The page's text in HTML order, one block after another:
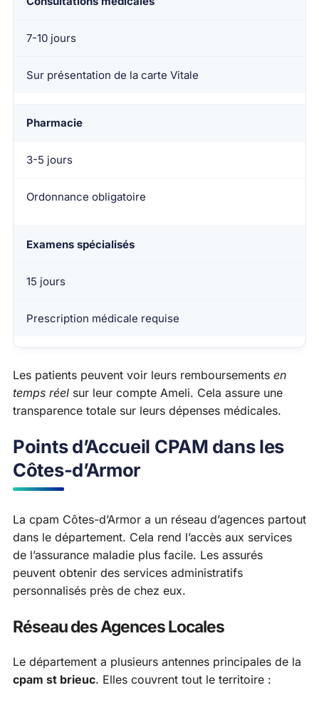
7-10 jours
Sur présentation de la carte Vitale
Pharmacie
3-5 jours
Ordonnance obligatoire
Examens spécialisés
15 jours
Prescription médicale requise
Les patients peuvent voir leurs remboursements en
temps réel sur leur compte Ameli. Cela assure une
transparence totale sur leurs dépenses médicales.
Points d’Accueil CPAM dans les
Côtes-d’Armor
La cpam Côtes-d’Armor a un réseau d’agences partout
dans le département. Cela rend l’accès aux services
de l’assurance maladie plus facile. Les assurés
peuvent obtenir des services administratifs
personnalisés près de chez eux.
Réseau des Agences Locales
Le département a plusieurs antennes principales de la
cpam st brieuc. Elles couvrent tout le territoire :